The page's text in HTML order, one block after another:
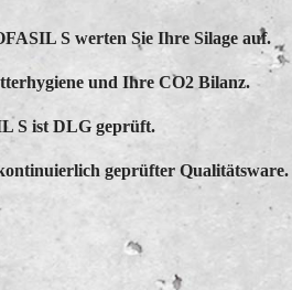
S werten Sie Ihre Silage auf.
und Ihre CO2 Bilanz.
S ist DLG geprüft.
geprüfter Qualitätsware.